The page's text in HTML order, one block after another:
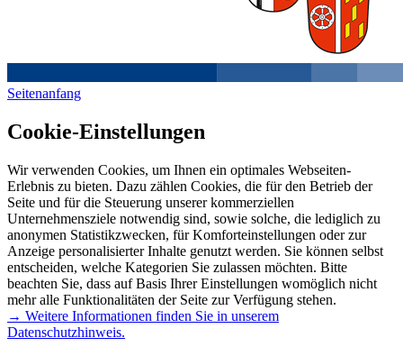
Seitenanfang
Cookie-Einstellungen
Wir verwenden Cookies, um Ihnen ein optimales Webseiten-
Erlebnis zu bieten. Dazu zählen Cookies, die für den Betrieb der
Seite und für die Steuerung unserer kommerziellen
Unternehmensziele notwendig sind, sowie solche, die lediglich zu
anonymen Statistikzwecken, für Komforteinstellungen oder zur
Anzeige personalisierter Inhalte genutzt werden. Sie können selbst
entscheiden, welche Kategorien Sie zulassen möchten. Bitte
beachten Sie, dass auf Basis Ihrer Einstellungen womöglich nicht
mehr alle Funktionalitäten der Seite zur Verfügung stehen.
→ Weitere Informationen finden Sie in unserem
Datenschutzhinweis.